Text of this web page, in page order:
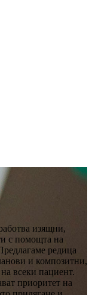
изящни,
с помощта на
редица
и композитни,
всеки пациент.
приоритет на